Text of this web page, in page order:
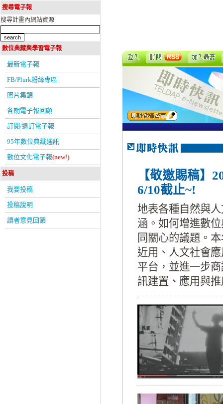
搜尋電子報
搜尋計畫內網站資源
數位典藏與學習電子報
最新電子報
FB/Plurk粉絲專區
照片集錦
各期電子報回顧
訂閱/退訂電子報
95年數位典藏通訊
數位文化電子報(new!)
投稿
我要投稿
投稿說明
讀者意見回饋
【敬邀賜稿】
6/10截止~!
地表各種自然與
涵。如何增進數
同關心的議題。
近用、人文社會
平台，並進一步
訊建置、應用與